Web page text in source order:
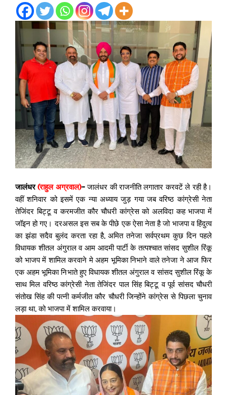
जालंधर(राहुल अग्रवाल)–जालंधर की राजनीति लगातार करवटें ले रही है।
वहीं शनिवार को इसमें एक न्या अध्याय जुड़ गया जब वरिष्ठ कांग्रेसी नेता
तेजिंदर बिट्टू व करमजीत कौर चौधरी कांग्रेस को अलविदा कह भाजपा में
जॉइन हो गए। दरअसल इस सब के पीछे एक ऐसा नेता है जो भाजपा व हिंदुत्व
का झंडा सदैव बुलंद करता रहा है, अमित तनेजा सर्वप्रथम कुछ दिन पहले
विधायक शीतल अंगुराल व आम आदमी पार्टी के तत्पश्चात सांसद सुशील रिंकू
को भाजप में शामिल करवाने मे अहम भूमिका निभाने वाले तनेजा ने आज फिर
एक अहम भूमिका निभाते हुए विधायक शीतल अंगुराल व सांसद सुशील रिंकू के
साथ मिल वरिष्ठ कांग्रेसी नेता तेजिंदर पाल सिंह बिट्टू व पूर्व सांसद चौधरी
संतोख सिंह की पत्नी कर्मजीत कौर चौधरी जिन्होंने कांग्रेस से पिछला चुनाव
लड़ा था, को भाजपा में शामिल करवाया।